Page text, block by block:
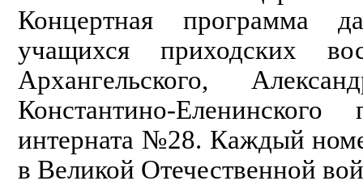
Концертная программа
учащихся приходских
Архангельского,
Константино-
интерната №28. Каждый
в Великой Отечественной